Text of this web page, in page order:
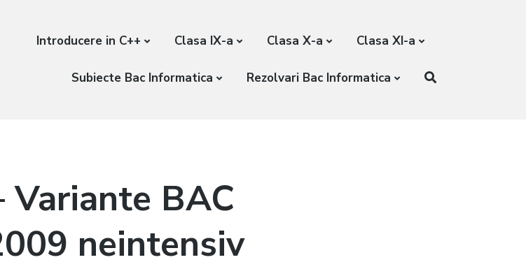
Introducere in C++ Clasa IX-a Clasa X-a Clasa XI-a
Subiecte Bac Informatica Rezolvari Bac Informatica
BAC
neintensiv